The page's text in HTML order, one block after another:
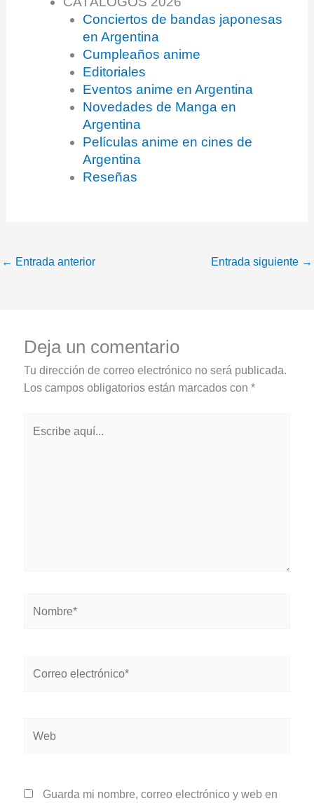
Conciertos de bandas japonesas
en Argentina
Cumpleaños anime
Editoriales
Eventos anime en Argentina
Novedades de Manga en
Argentina
Películas anime en cines de
Argentina
Reseñas
← Entrada anterior Entrada siguiente →
Deja un comentario
Tu dirección de correo electrónico no será publicada.
Los campos obligatorios están marcados con*
aquí...
electrónico*
Guarda mi nombre, correo electrónico y web en